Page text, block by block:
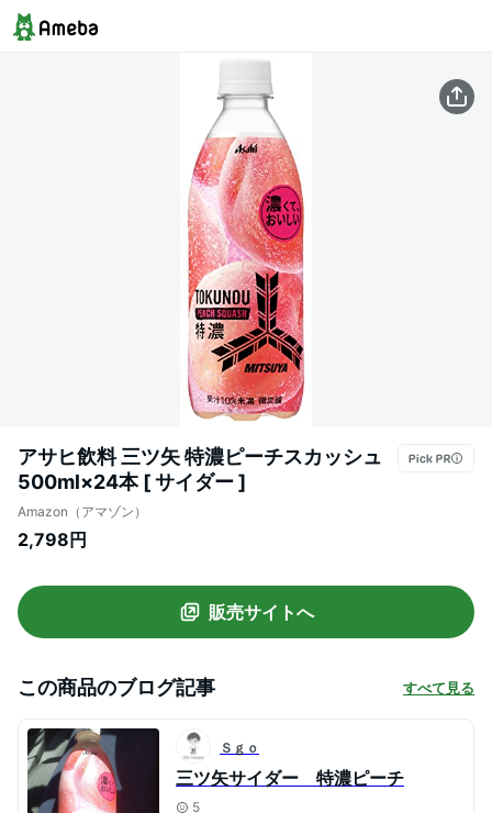
アサヒ飲料 三ツ矢 特濃ピーチスカッシュ
500ml×24本 [ サイダー ]
Amazon（アマゾン）
2,798円
販売サイトへ
この商品のブログ記事 すべて見る
Ｓｇｏ
三ツ矢サイダー 特濃ピーチ
5